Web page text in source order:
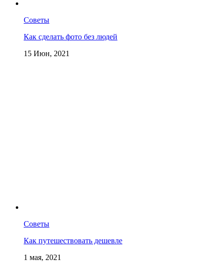
Советы
Как сделать фото без людей
15 Июн, 2021
Советы
Как путешествовать дешевле
1 мая, 2021